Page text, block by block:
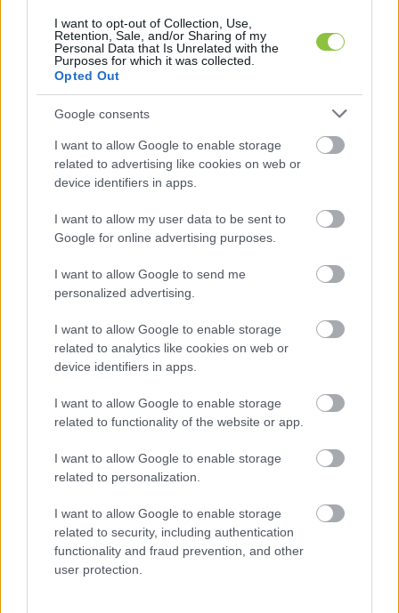
I want to opt-out of Collection, Use,
Retention, Sale, and/or Sharing of my
Personal Data that Is Unrelated with the
Purposes for which it was collected.
Opted Out
Google consents
I want to allow Google to enable storage
related to advertising like cookies on web or
device identifiers in apps.
I want to allow my user data to be sent to
Google for online advertising purposes.
I want to allow Google to send me
personalized advertising.
I want to allow Google to enable storage
related to analytics like cookies on web or
device identifiers in apps.
I want to allow Google to enable storage
related to functionality of the website or app.
I want to allow Google to enable storage
related to personalization.
I want to allow Google to enable storage
related to security, including authentication
functionality and fraud prevention, and other
user protection.
a Magyar Falu Program kistelepülési
támogatásai 485,8 millió forinttal,
az állatvédelemmel kapcsolatos feladatok
támogatása 40 millió forinttal,
a köznevelés speciális feladatainak
beruházások támogatása 6,98 milliárd
forinttal.
Lesz ugyanakkor olyan tétel is, aminek az anyagi
a Miniszterelnöki Kabinetiroda